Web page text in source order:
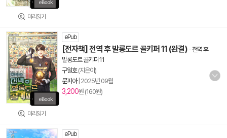
미리읽기
미리읽기
ePub
[전자책] 전역 후 발롱도르 골키퍼 11 (완결) -전역 후
발롱도르 골키퍼 11
구일호(지은이)
문피아| 2025년 09월
3,200원 (160원)
ePub